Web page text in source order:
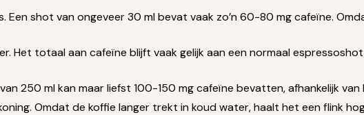
shot van ongeveer 30 ml bevat vaak zo’n 60-80 mg cafeïne.
Het totaal aan cafeïne blijft vaak gelijk aan een normaal
250 ml kan maar liefst 100-150 mg cafeïne bevatten, afhankelijk
Omdat de koffie langer trekt in koud water, haalt het een flink